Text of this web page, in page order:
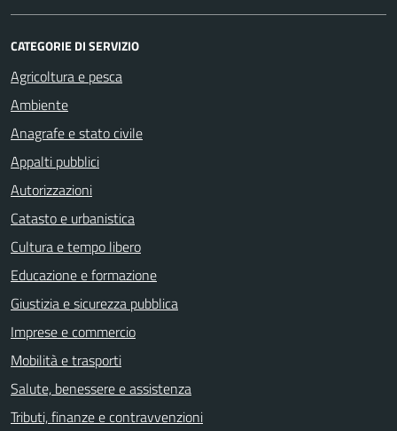
CATEGORIE DI SERVIZIO
Agricoltura e pesca
Ambiente
Anagrafe e stato civile
Appalti pubblici
Autorizzazioni
Catasto e urbanistica
Cultura e tempo libero
Educazione e formazione
Giustizia e sicurezza pubblica
Imprese e commercio
Mobilità e trasporti
Salute, benessere e assistenza
Tributi, finanze e contravvenzioni